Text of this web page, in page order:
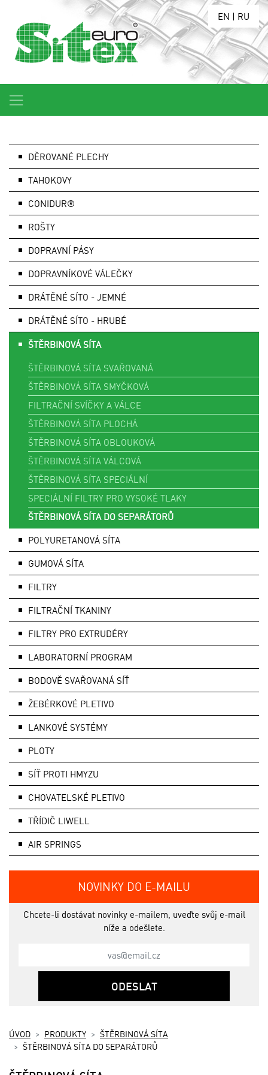
EN | RU
ÚVOD PRODUKTY
ŠTĚRBINOVÁ SÍTA
ŠTĚRBINOVÁ SÍTA DO SEPARÁTORŮ
DĚROVANÉ PLECHY
TAHOKOVY
CONIDUR®
ROŠTY
DOPRAVNÍ PÁSY
DOPRAVNÍKOVÉ VÁLEČKY
DRÁTĚNÉ SÍTO - JEMNÉ
DRÁTĚNÉ SÍTO - HRUBÉ
ŠTĚRBINOVÁ SÍTA
ŠTĚRBINOVÁ SÍTA SVAŘOVANÁ
ŠTĚRBINOVÁ SÍTA SMYČKOVÁ
FILTRAČNÍ SVÍČKY A VÁLCE
ŠTĚRBINOVÁ SÍTA PLOCHÁ
ŠTĚRBINOVÁ SÍTA OBLOUKOVÁ
ŠTĚRBINOVÁ SÍTA VÁLCOVÁ
ŠTĚRBINOVÁ SÍTA SPECIÁLNÍ
SPECIÁLNÍ FILTRY PRO VYSOKÉ TLAKY
ŠTĚRBINOVÁ SÍTA DO SEPARÁTORŮ
POLYURETANOVÁ SÍTA
GUMOVÁ SÍTA
FILTRY
FILTRAČNÍ TKANINY
FILTRY PRO EXTRUDÉRY
LABORATORNÍ PROGRAM
BODOVĚ SVAŘOVANÁ SÍŤ
ŽEBÉRKOVÉ PLETIVO
LANKOVÉ SYSTÉMY
PLOTY
SÍŤ PROTI HMYZU
CHOVATELSKÉ PLETIVO
TŘÍDIČ LIWELL
AIR SPRINGS
NOVINKY DO E-MAILU
Chcete-li dostávat novinky e-mailem, uveďte svůj e-mail
níže a odešlete.
ODESLAT